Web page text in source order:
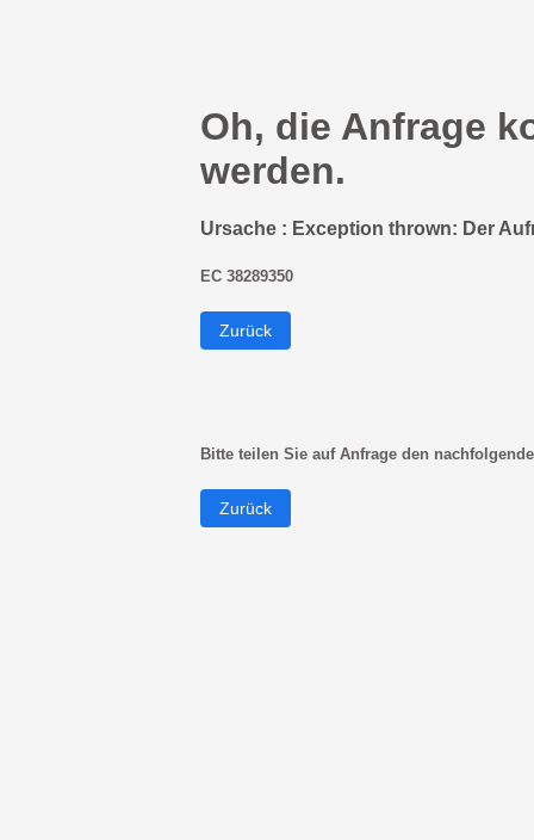
Oh, die Anfrage
werden.
Ursache : Exception thrown: Der
EC 38289350
Zurück
Bitte teilen Sie auf Anfrage den
Zurück